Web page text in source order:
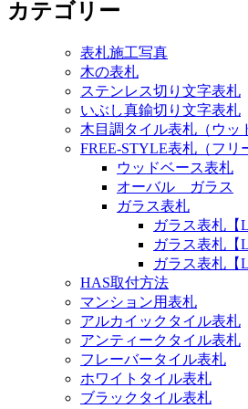
カテゴリー
表札施工写真
木の表札
ステンレス切り文字表札
いぶし真鍮切り文字表札
木目調タイル表札（ウッ
FREE-STYLE表札（フリ
ウッドベース表札
オーバル ガラス
ガラス表札
ガラス表札【
ガラス表札【
ガラス表札【
HAS取付方法
マンション用表札
アルカイックタイル表札
アンティークタイル表札
フレーバータイル表札
ホワイトタイル表札
ブラックタイル表札